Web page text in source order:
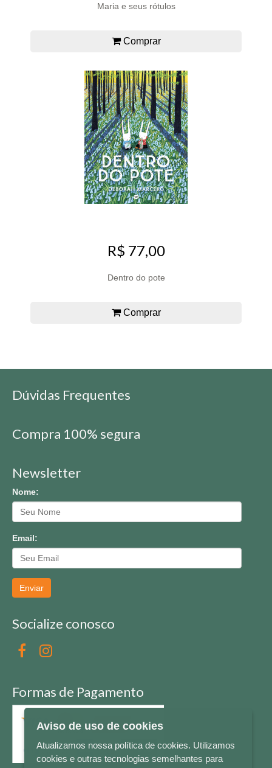
Maria e seus rótulos
Comprar
R$ 77,00
Dentro do pote
Comprar
Dúvidas Frequentes
Compra 100% segura
Newsletter
Nome:
Email:
Enviar
Socialize conosco
Formas de Pagamento
Aviso de uso de cookies
Atualizamos nossa política de cookies. Utilizamos
cookies e outras tecnologias semelhantes para